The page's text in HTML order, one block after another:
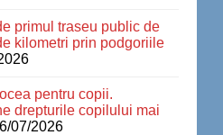
primul traseu public de
kilometri prin podgoriile
pentru copii.
drepturile copilului mai
07/2026